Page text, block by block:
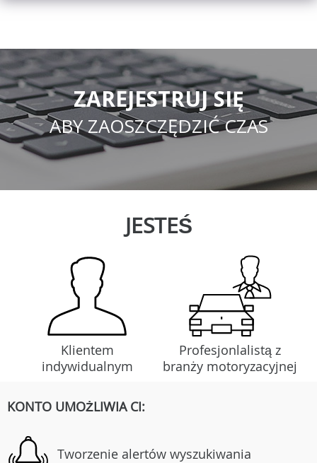
ZAREJESTRUJ SIĘ
ABY ZAOSZCZĘDZIĆ CZAS
JESTEŚ
Klientem
indywidualnym
Profesjonlalistą z
branży motoryzacyjnej
KONTO UMOŻLIWIA CI:
Tworzenie alertów wyszukiwania